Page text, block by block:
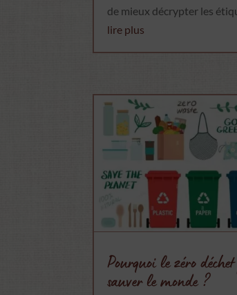
de mieux décrypter les
lire plus
Pourquoi le zéro
sauver le monde ?